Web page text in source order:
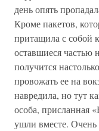
день опять
Кроме пакетов,
притащила с собой
оставшиеся
получится
провожать ее на
навредила, но тут
особа, присланная
ушли вместе.